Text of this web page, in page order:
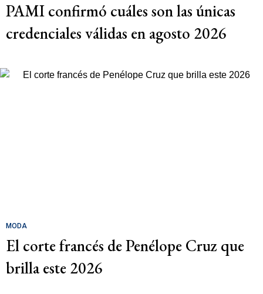
PAMI confirmó cuáles son las únicas
credenciales válidas en agosto 2026
MODA
El corte francés de Penélope Cruz que
brilla este 2026